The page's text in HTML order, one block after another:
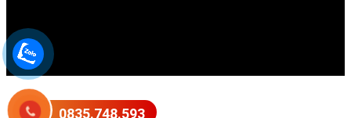
0835.748.593